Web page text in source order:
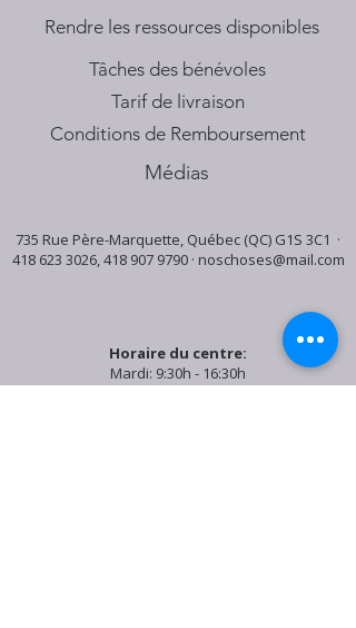
​Rendre les ressources disponibles
Tâches des bénévoles
Tarif de livraison
Conditions de Remboursement
Médias
735 Rue Père-Marquette, Québec (QC) G1S 3C1 ·
418 623 3026,418 907 9790· noschoses@mail.com
Horaire du centre:
Mardi: 9:30h - 16:30h